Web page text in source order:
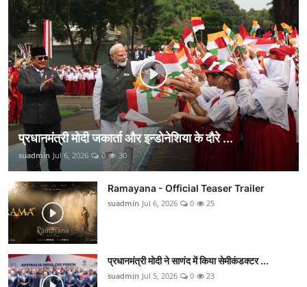
प्रधानमंत्री मोदी जकार्ता और इन्डोनेशिया के दौरे ...
suadmin Jul 6, 2026 0 30
Ramayana - Official Teaser Trailer
suadmin Jul 6, 2026 0 25
प्रधानमंत्री मोदी ने साणंद में किया सेमीकंडक्टर ...
suadmin Jul 5, 2026 0 23